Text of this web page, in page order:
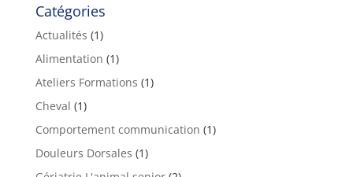
Catégories
Actualités (1)
Alimentation (1)
Ateliers Formations (1)
Cheval (1)
Comportement communication (1)
Douleurs Dorsales (1)